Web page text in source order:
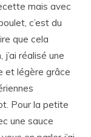
mais avec
c’est du
que cela
réalisé une
et légère grâce
Pour la petite
une sauce